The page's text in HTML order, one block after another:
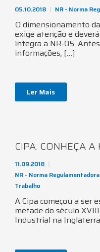
05.10.2018 NR - Norma
O dimensionamento
exige atenção e
íntegra a NR-05.
informações, […]
Ler Mais
CIPA: CONHEÇA
11.09.2018
NR - Norma Regulamentadora
Trabalho
A Cipa começou a ser
metade do século
Industrial na